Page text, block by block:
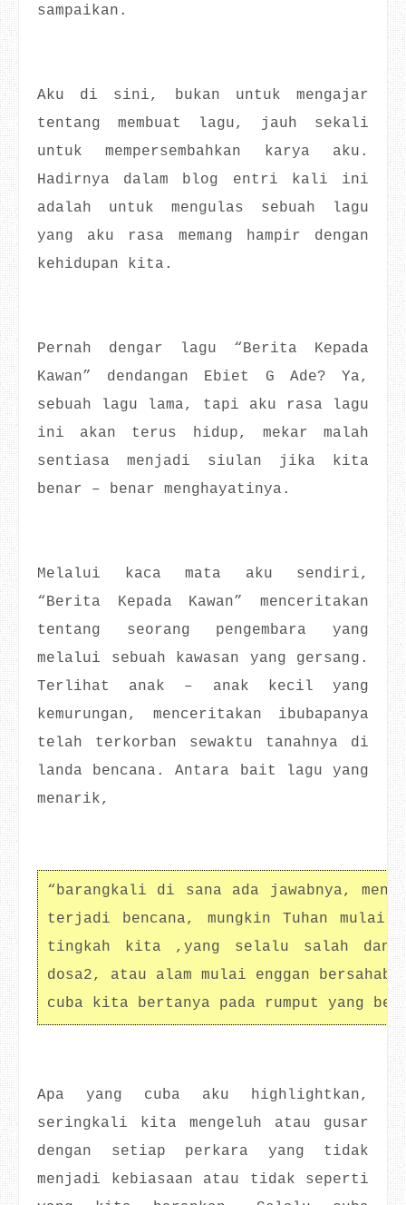
sampaikan.
Aku di sini, bukan untuk mengajar
tentang membuat lagu, jauh sekali
untuk mempersembahkan karya aku.
Hadirnya dalam blog entri kali ini
adalah untuk mengulas sebuah lagu
yang aku rasa memang hampir dengan
kehidupan kita.
Pernah dengar lagu “Berita Kepada
Kawan” dendangan Ebiet G Ade? Ya,
sebuah lagu lama, tapi aku rasa lagu
ini akan terus hidup, mekar malah
sentiasa menjadi siulan jika kita
benar – benar menghayatinya.
Melalui kaca mata aku sendiri,
“Berita Kepada Kawan” menceritakan
tentang seorang pengembara yang
melalui sebuah kawasan yang gersang.
Terlihat anak – anak kecil yang
kemurungan, menceritakan ibubapanya
telah terkorban sewaktu tanahnya di
landa bencana. Antara bait lagu yang
menarik,
“barangkali di sana ada jawabnya,
terjadi bencana, mungkin Tuhan mulai
tingkah kita ,yang selalu salah dan
dosa2, atau alam mulai enggan
cuba kita bertanya pada rumput yang
Apa yang cuba aku highlightkan,
seringkali kita mengeluh atau gusar
dengan setiap perkara yang tidak
menjadi kebiasaan atau tidak seperti